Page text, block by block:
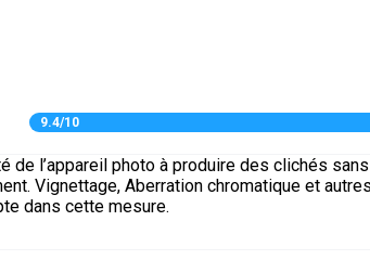
9.4/10
de l’appareil photo à produire des clichés
Vignettage, Aberration chromatique et
dans cette mesure.